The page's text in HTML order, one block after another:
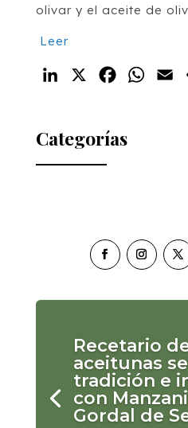
olivar y el aceite de
Leer
LinkedIn Facebook
Categorías
Recetario
aceitunas
tradición e
con
Gordal de